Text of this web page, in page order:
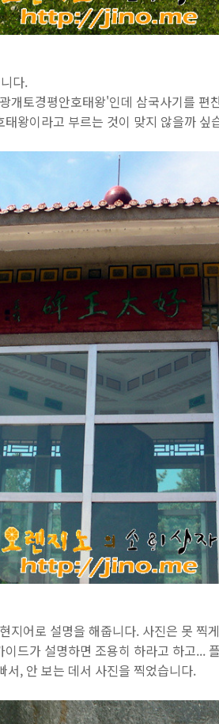
다.
개토경평안호태왕'인데 삼국사기를
왕이라고 부르는 것이 맞지 않을까 싶
지어로 설명을 해줍니다. 사진은 못 찍
드가 설명하면 조용히 하라고 하고...
서, 안 보는 데서 사진을 찍었습니다.